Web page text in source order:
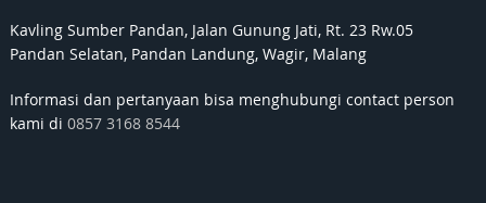
Kavling Sumber Pandan, Jalan Gunung Jati, Rt. 23 Rw.05
Pandan Selatan, Pandan Landung, Wagir, Malang
Informasi dan pertanyaan bisa menghubungi contact person
kami di 0857 3168 8544